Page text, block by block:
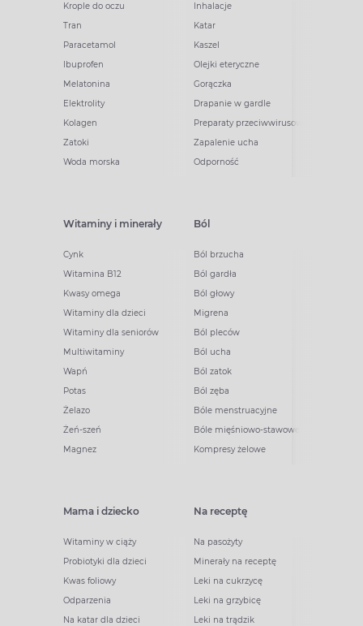
Krople do oczu
Tran
Paracetamol
Ibuprofen
Melatonina
Elektrolity
Kolagen
Zatoki
Woda morska
Inhalacje
Katar
Kaszel
Olejki eteryczne
Gorączka
Drapanie w gardle
Preparaty przeciwwirusowe
Zapalenie ucha
Odporność
Witaminy i minerały
Cynk
Witamina B12
Kwasy omega
Witaminy dla dzieci
Witaminy dla seniorów
Multiwitaminy
Wapń
Potas
Żelazo
Żeń-szeń
Magnez
Ból
Ból brzucha
Ból gardła
Ból głowy
Migrena
Ból pleców
Ból ucha
Ból zatok
Ból zęba
Bóle menstruacyjne
Bóle mięśniowo-stawowe
Kompresy żelowe
Mama i dziecko
Witaminy w ciąży
Probiotyki dla dzieci
Kwas foliowy
Odparzenia
Na katar dla dzieci
Na receptę
Na pasożyty
Minerały na receptę
Leki na cukrzycę
Leki na grzybicę
Leki na trądzik